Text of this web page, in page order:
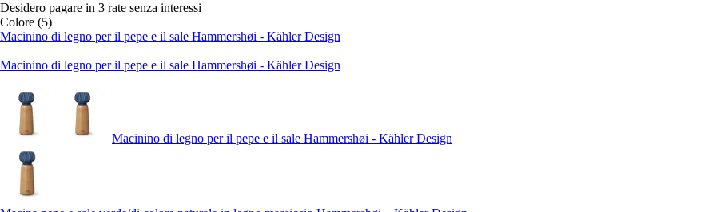
Desidero pagare in 3 rate senza interessi
Colore (5)
Macinino di legno per il pepe e il sale Hammershøi - Kähler Design
Macinino di legno per il pepe e il sale Hammershøi - Kähler Design
Macinino di legno per il pepe e il sale Hammershøi - Kähler Design